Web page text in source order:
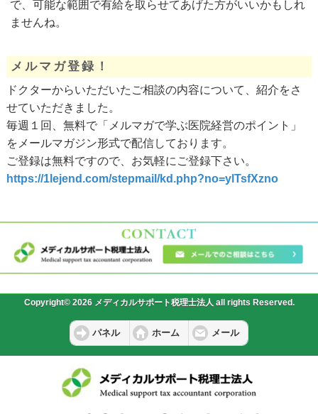
で、可能な範囲で有給を取らせてあげた方がいいかもしれ
ませんね。
メルマガ登録！
ドクターからいただいたご相談の内容について、紹介をさ
せていただきました。
毎週１回、無料で「メルマガで学ぶ医院経営のポイント」
をメールマガジン形式で配信しております。
ご登録は無料ですので、お気軽にご登録下さい。
https://1lejend.com/stepmail/kd.php?no=ylTsfXzno
Copyright© 2026 メディカルサポート税理士法人 all rights Reserved.
パネル ホーム メール